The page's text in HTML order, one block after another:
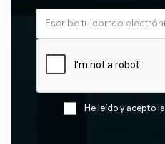
He leído y acepto la